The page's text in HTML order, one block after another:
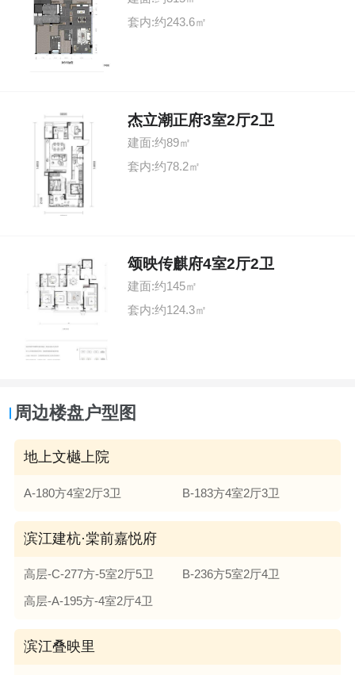
套内:约243.6㎡
杰立潮正府3室2厅2卫
建面:约89㎡
套内:约78.2㎡
颂映传麒府4室2厅2卫
建面:约145㎡
套内:约124.3㎡
周边楼盘户型图
地上文樾上院
A-180方4室2厅3卫 B-183方4室2厅3卫
滨江建杭·棠前嘉悦府
高层-C-277方-5室2厅5卫
B-236方5室2厅4卫
高层-A-195方-4室2厅4卫
滨江叠映里